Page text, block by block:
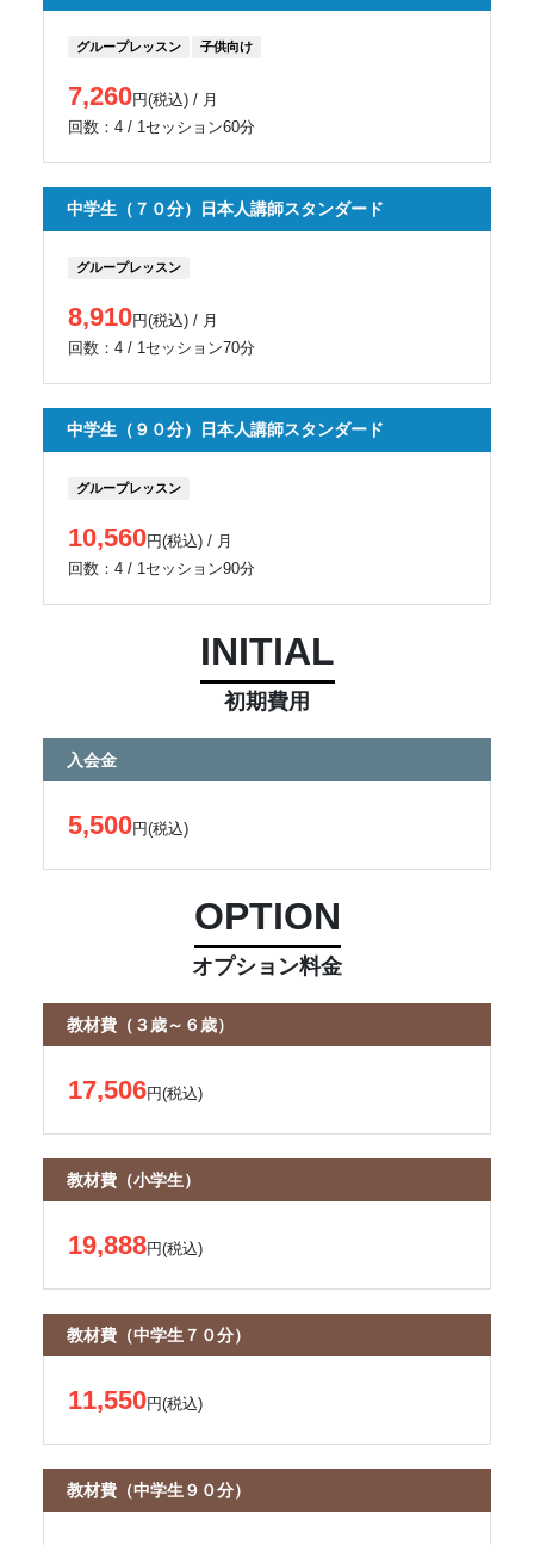
グループレッスン 子供向け
7,260円(税込) / 月
回数：4 / 1セッション60分
中学生（７０分）日本人講師スタンダード
グループレッスン
8,910円(税込) / 月
回数：4 / 1セッション70分
中学生（９０分）日本人講師スタンダード
グループレッスン
10,560円(税込) / 月
回数：4 / 1セッション90分
INITIAL
初期費用
入会金
5,500円(税込)
OPTION
オプション料金
教材費（３歳～６歳）
17,506円(税込)
教材費（小学生）
19,888円(税込)
教材費（中学生７０分）
11,550円(税込)
教材費（中学生９０分）